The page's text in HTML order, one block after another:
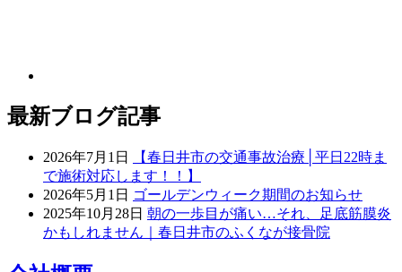
最新ブログ記事
2026年7月1日
【春日井市の交通事故治療│平日22時ま
で施術対応します！！】
2026年5月1日 ゴールデンウィーク期間のお知らせ
2025年10月28日 朝の一歩目が痛い…それ、足底筋膜炎
かもしれません｜春日井市のふくなが接骨院